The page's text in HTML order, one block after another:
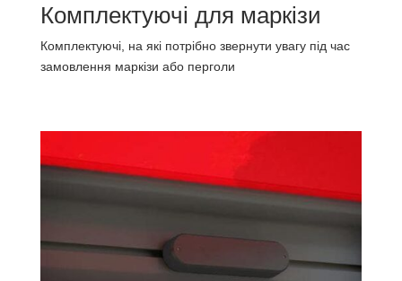
Комплектуючі для маркізи
Комплектуючі, на які потрібно звернути увагу під час
замовлення маркізи або перголи